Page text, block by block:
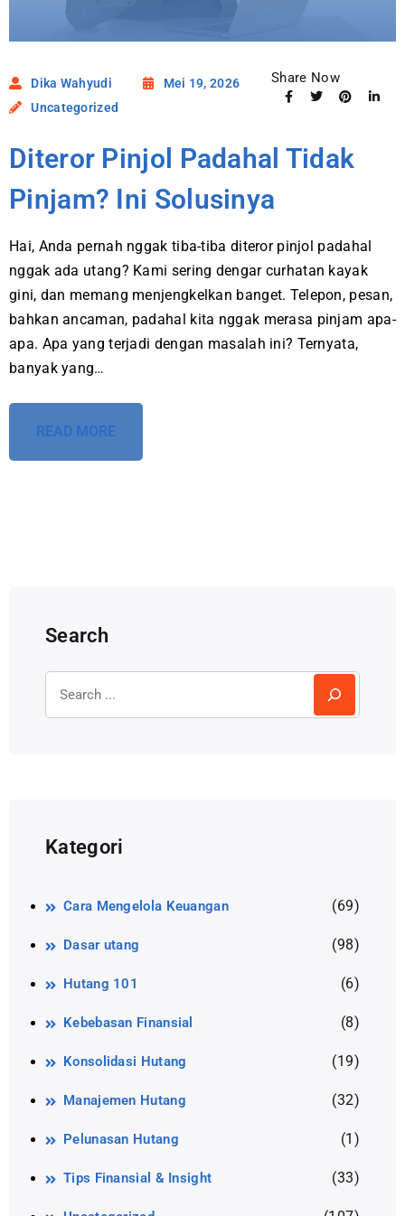
Dika Wahyudi
Mei 19, 2026
Uncategorized
Share Now
Diteror Pinjol Padahal Tidak
Pinjam? Ini Solusinya
Hai, Anda pernah nggak tiba-tiba diteror pinjol padahal
nggak ada utang? Kami sering dengar curhatan kayak
gini, dan memang menjengkelkan banget. Telepon, pesan,
bahkan ancaman, padahal kita nggak merasa pinjam apa-
apa. Apa yang terjadi dengan masalah ini? Ternyata,
banyak yang…
READ MORE
Search
Kategori
Cara Mengelola Keuangan (69)
Dasar utang (98)
Hutang 101 (6)
Kebebasan Finansial (8)
Konsolidasi Hutang (19)
Manajemen Hutang (32)
Pelunasan Hutang (1)
Tips Finansial & Insight (33)